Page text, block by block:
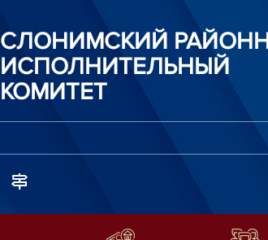
СЛОНИМСКИЙ
ИСПОЛНИТЕЛЬНЫЙ
КОМИТЕТ